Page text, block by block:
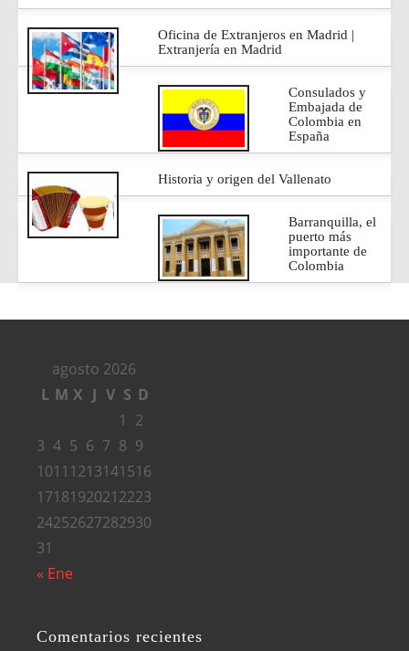
Oficina de Extranjeros en Madrid |
Extranjería en Madrid
Consulados y
Embajada de
Colombia en
España
Historia y origen del Vallenato
Barranquilla, el
puerto más
importante de
Colombia
agosto 2026
L M X J V S D
1 2
3 4 5 6 7 8 9
1011 1213141516
17181920212223
24252627282930
31
« Ene
Comentarios recientes